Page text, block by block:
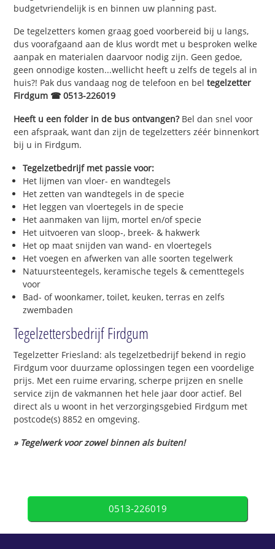
budgetvriendelijk is en binnen uw planning past.
De tegelzetters komen graag goed voorbereid bij u langs,
dus voorafgaand aan de klus wordt met u besproken welke
aanpak en materialen daarvoor nodig zijn. Geen gedoe,
geen onnodige kosten...wellicht heeft u zelfs de tegels al in
huis?! Pak dus vandaag nog de telefoon en beltegelzetter
Firdgum ☎ 0513-226019
Heeft u een folder in de bus ontvangen?Bel dan snel voor
een afspraak, want dan zijn de tegelzetters zéér binnenkort
bij u in Firdgum.
Tegelzetbedrijf met passie voor:
Het lijmen van vloer- en wandtegels
Het zetten van wandtegels in de specie
Het leggen van vloertegels in de specie
Het aanmaken van lijm, mortel en/of specie
Het uitvoeren van sloop-, breek- & hakwerk
Het op maat snijden van wand- en vloertegels
Het voegen en afwerken van alle soorten tegelwerk
Natuursteentegels, keramische tegels & cementtegels
voor
Bad- of woonkamer, toilet, keuken, terras en zelfs
zwembaden
Tegelzettersbedrijf Firdgum
Tegelzetter Friesland: als tegelzetbedrijf bekend in regio
Firdgum voor duurzame oplossingen tegen een voordelige
prijs. Met een ruime ervaring, scherpe prijzen en snelle
service zijn de vakmannen het hele jaar door actief. Bel
direct als u woont in het verzorgingsgebied Firdgum met
postcode(s) 8852 en omgeving.
» Tegelwerk voor zowel binnen als buiten!
0513-226019